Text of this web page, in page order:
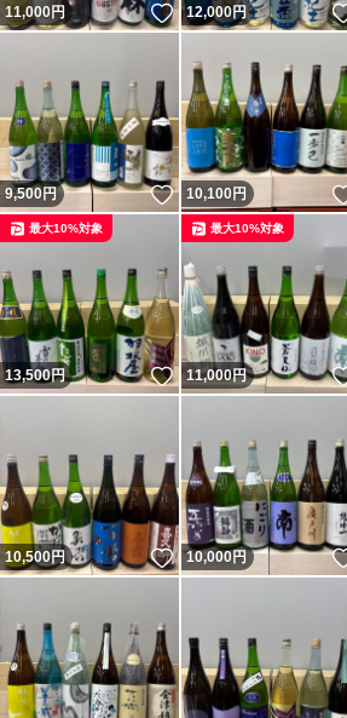
11,000円 いいね！
12,000円
9,500円 いいね！
10,100円
13,500円 いいね！
最大10%対象
11,000円
最大10%対象
10,500円 いいね！
10,000円